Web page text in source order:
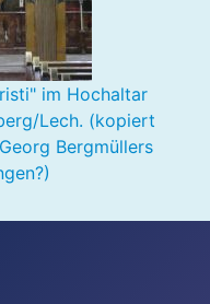
im Hochaltar
Lech. (kopiert
Bergmüllers